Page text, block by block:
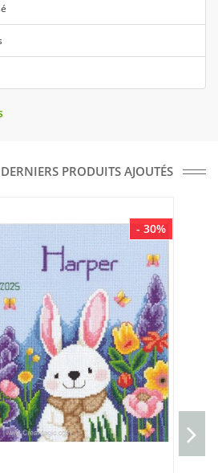
PRODUITS AJOUTÉS
- 30%